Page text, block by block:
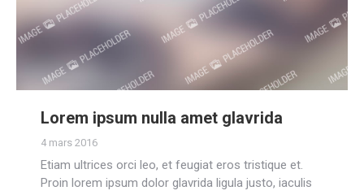
Lorem ipsum nulla amet glavrida
4 mars 2016
Etiam ultrices orci leo, et feugiat eros tristique et.
Proin lorem ipsum dolor glavrida ligula justo, iaculis